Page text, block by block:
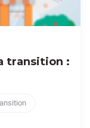
transition :